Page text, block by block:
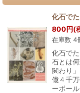
化石で
800円(
在庫数 4
化石で
石とは
関わり
億４千
ーボー